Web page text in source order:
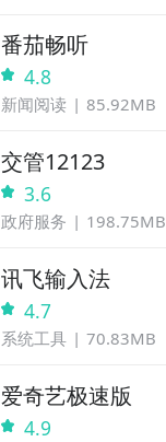
番茄畅听
4.8
新闻阅读 85.92MB
交管12123
3.6
政府服务 198.75MB
讯飞输入法
4.7
系统工具 70.83MB
爱奇艺极速版
4.9